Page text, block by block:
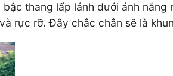
thang lấp lánh dưới ánh nắng
rực rỡ. Đây chắc chắn sẽ là